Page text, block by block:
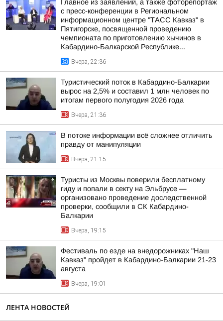
Главное из заявлений, а также фоторепортаж
с пресс-конференции в Региональном
информационном центре "ТАСС Кавказ" в
Пятигорске, посвященной проведению
чемпионата по приготовлению хычинов в
Кабардино-Балкарской Республике...
Вчера, 22:36
Туристический поток в Кабардино-Балкарии
вырос на 2,5% и составил 1 млн человек по
итогам первого полугодия 2026 года
Вчера, 21:36
В потоке информации всё сложнее отличить
правду от манипуляции
Вчера, 21:15
Туристы из Москвы поверили бесплатному
гиду и попали в секту на Эльбрусе —
организовано проведение доследственной
проверки, сообщили в СК Кабардино-
Балкарии
Вчера, 19:15
Фестиваль по езде на внедорожниках "Наш
Кавказ" пройдет в Кабардино-Балкарии 21-23
августа
Вчера, 19:01
ЛЕНТА НОВОСТЕЙ